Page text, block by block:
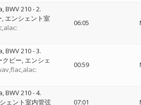
BWV 210 - 2.
エンシェント室
06:05
BWV 210 - 3.
クビー エンシェ
00:59
BWV 210 - 4.
ェント室内管弦
07:01